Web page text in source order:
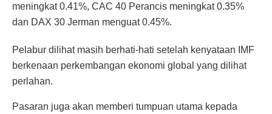
meningkat 0.41%, CAC 40 Perancis meningkat 0.35%
dan DAX 30 Jerman menguat 0.45%.
Pelabur dilihat masih berhati-hati setelah kenyataan IMF
berkenaan perkembangan ekonomi global yang dilihat
perlahan.
Pasaran juga akan memberi tumpuan utama kepada